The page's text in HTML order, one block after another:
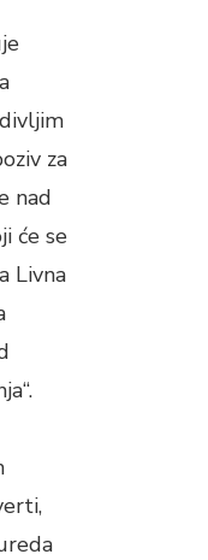
za
nad
će se
Livna